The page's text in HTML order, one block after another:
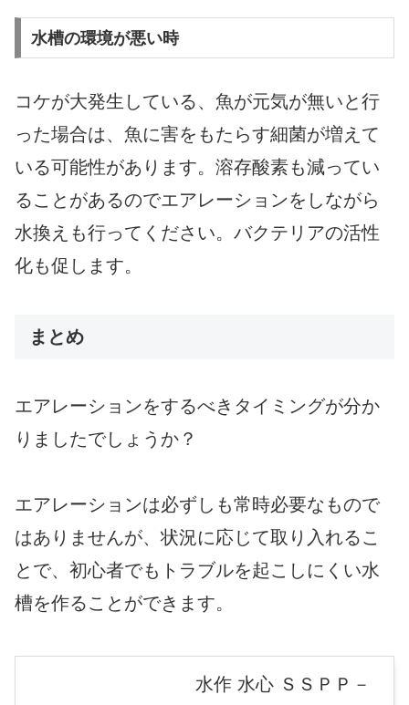
水槽の環境が悪い時
コケが大発生している、魚が元気が無いと行
った場合は、魚に害をもたらす細菌が増えて
いる可能性があります。溶存酸素も減ってい
ることがあるのでエアレーションをしながら
水換えも行ってください。バクテリアの活性
化も促します。
まとめ
エアレーションをするべきタイミングが分か
りましたでしょうか？
エアレーションは必ずしも常時必要なもので
はありませんが、状況に応じて取り入れるこ
とで、初心者でもトラブルを起こしにくい水
槽を作ることができます。
水作 水心 ＳＳＰＰ－